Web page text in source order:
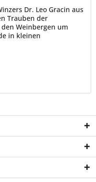
Dr. Leo Gracin aus
Trauben der
Weinbergen um
in kleinen